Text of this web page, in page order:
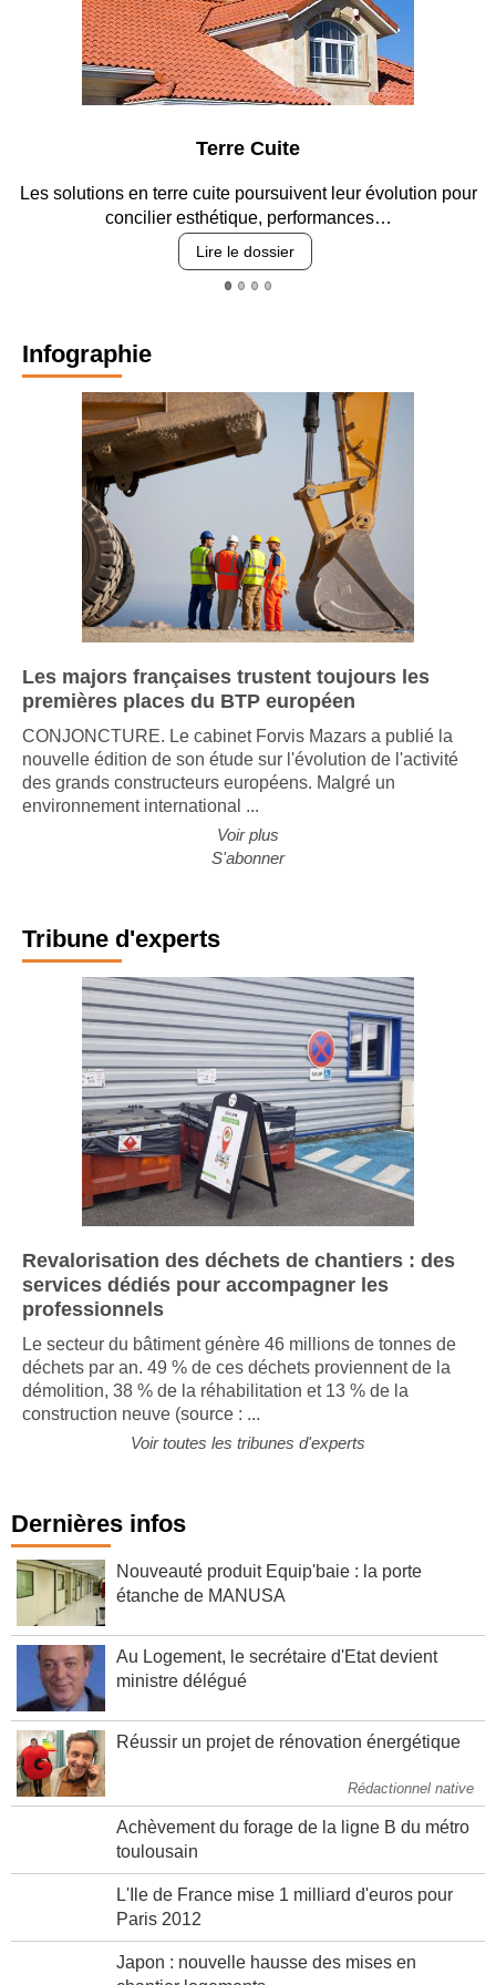
Terre Cuite
Les solutions en terre cuite poursuivent leur évolution pour
concilier esthétique, performances…
Lire le dossier
Infographie
Les majors françaises trustent toujours les
premières places du BTP européen
CONJONCTURE. Le cabinet Forvis Mazars a publié la
nouvelle édition de son étude sur l'évolution de l'activité
des grands constructeurs européens. Malgré un
environnement international ...
Voir plus
S'abonner
Tribune d'experts
Revalorisation des déchets de chantiers : des
services dédiés pour accompagner les
professionnels
Le secteur du bâtiment génère 46 millions de tonnes de
déchets par an. 49 % de ces déchets proviennent de la
démolition, 38 % de la réhabilitation et 13 % de la
construction neuve (source : ...
Voir toutes les tribunes d'experts
Dernières infos
Nouveauté produit Equip'baie : la porte
étanche de MANUSA
Au Logement, le secrétaire d'Etat devient
ministre délégué
Réussir un projet de rénovation énergétique
Rédactionnel native
Achèvement du forage de la ligne B du métro
toulousain
L'Ile de France mise 1 milliard d'euros pour
Paris 2012
Japon : nouvelle hausse des mises en